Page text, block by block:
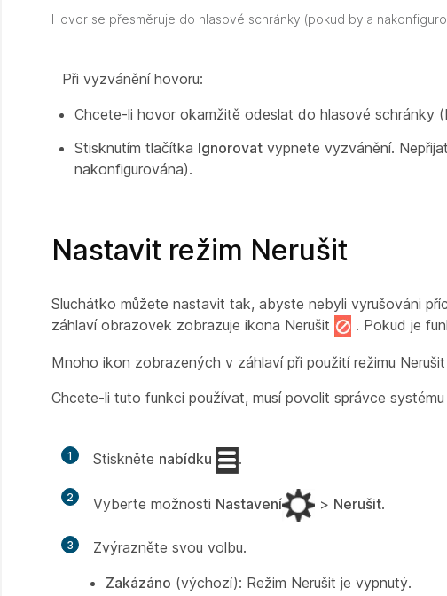
Hovor se přesměruje do hlasové schránky (pokud byla
Při vyzvánění hovoru:
Chcete-li hovor okamžitě odeslat do hlasové schránky
Stisknutím tlačítka Ignorovat vypnete vyzvánění.
nakonfigurována).
Nastavit režim Nerušit
Sluchátko můžete nastavit tak, abyste nebyli vyrušováni
záhlaví obrazovek zobrazuje ikona Nerušit
. Pokud je
Mnoho ikon zobrazených v záhlaví při použití režimu
Chcete-li tuto funkci používat, musí povolit správce systému
1 Stiskněte nabídku .
2 Vyberte možnosti Nastavení > Nerušit.
3
Zvýrazněte svou volbu.
Zakázáno (výchozí): Režim Nerušit je vypnutý.